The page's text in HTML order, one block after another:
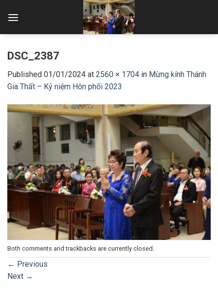
DSC_2387
Published 01/01/2024 at 2560 × 1704 in Mừng kính Thánh
Gia Thất – Kỷ niệm Hôn phối 2023
Both comments and trackbacks are currently closed.
← Previous
Next →